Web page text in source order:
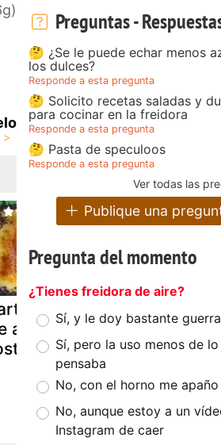
de yema
almendra
Tarta
de almendra
Preguntas -
🤔 ¿Se le puede echar menos
los dulces?
Responde a esta pregunta
🤔 Solicito recetas saladas y
para cocinar en la freidora
Responde a esta pregunta
🤔 Pasta de speculoos
Responde a esta pregunta
Ver todas las
Publique una
Pregunta del momento
¿Tienes freidora de aire?
Sí, y le doy bastante guerra
Sí, pero la uso menos de
pensaba
No, con el horno me apaño
No, aunque estoy a un
Instagram de caer